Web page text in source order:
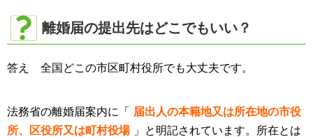
離婚届の提出先はどこでもいい？
答え 全国どこの市区町村役所でも大丈夫です。
法務省の離婚届案内に「
届出人の本籍地又は所在地の市役
所、区役所又は町村役場 」と明記されています。所在とは